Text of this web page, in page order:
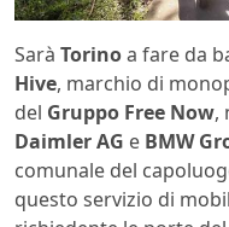
Sarà Torinoa fare da
Hive, marchio di
del Gruppo Free Now,
Daimler AG e BMW
comunale del
questo servizio di